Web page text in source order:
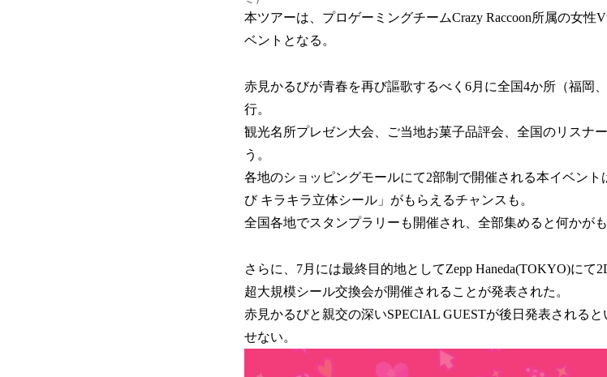
本ツアーは、プロゲーミングチームCrazy Raccoon所属の女性
ベントとなる。
赤見かるびが青春を再び謳歌するべく6月に全国4か所（福岡
行。
観光名所プレゼン大会、ご当地お菓子品評会、全国のリスナ
う。
各地のショッピングモールにて2部制で開催される本イベン
び キラキラ立体シール」がもらえるチャンスも。
全国各地でスタンプラリーも開催され、全部集めると何かが
さらに、7月には最終目的地としてZepp Haneda(TOKYO)にて
超大規模シール交換会が開催されることが発表された。
赤見かるびと親交の深いSPECIAL GUESTが後日発表される
せない。